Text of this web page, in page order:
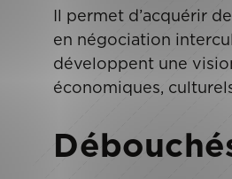
Il permet d’acquérir
en négociation
développent une
économiques,